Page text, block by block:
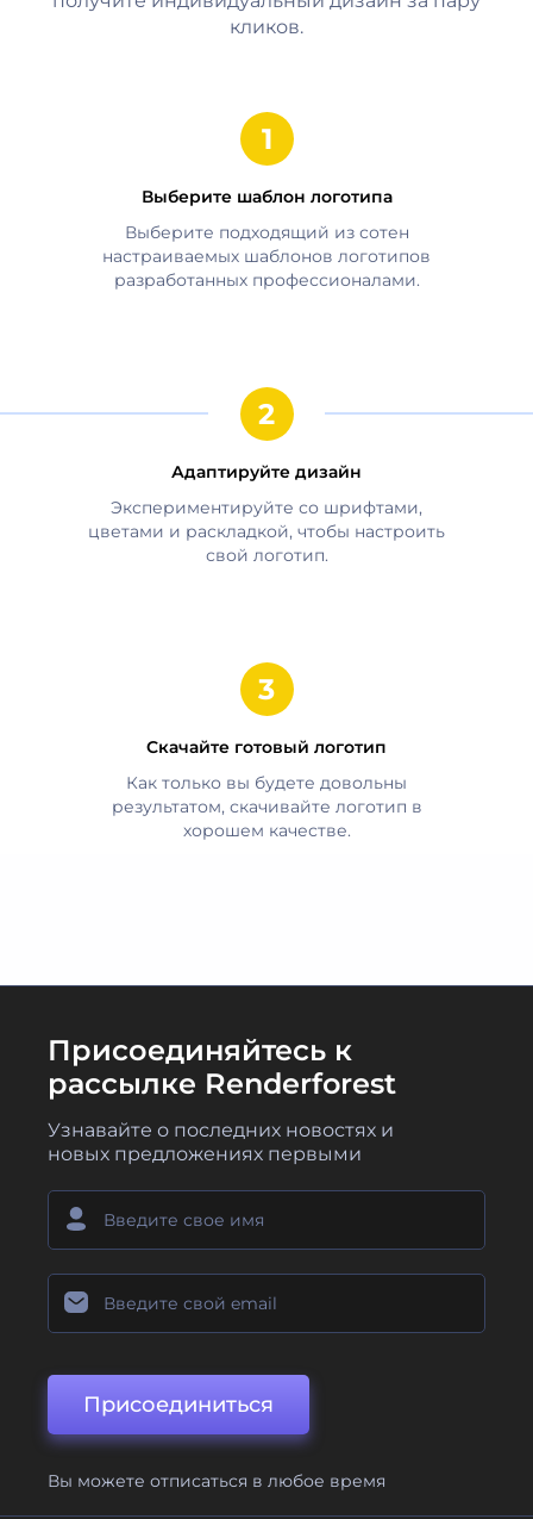
кликов.
Выберите шаблон логотипа
Выберите подходящий из сотен
настраиваемых шаблонов логотипов
разработанных профессионалами.
Адаптируйте дизайн
Экспериментируйте со шрифтами,
цветами и раскладкой, чтобы настроить
свой логотип.
Скачайте готовый логотип
Как только вы будете довольны
результатом, скачивайте логотип в
хорошем качестве.
Присоединяйтесь к
рассылке Renderforest
Узнавайте о последних новостях и
новых предложениях первыми
Присоединиться
Вы можете отписаться в любое время